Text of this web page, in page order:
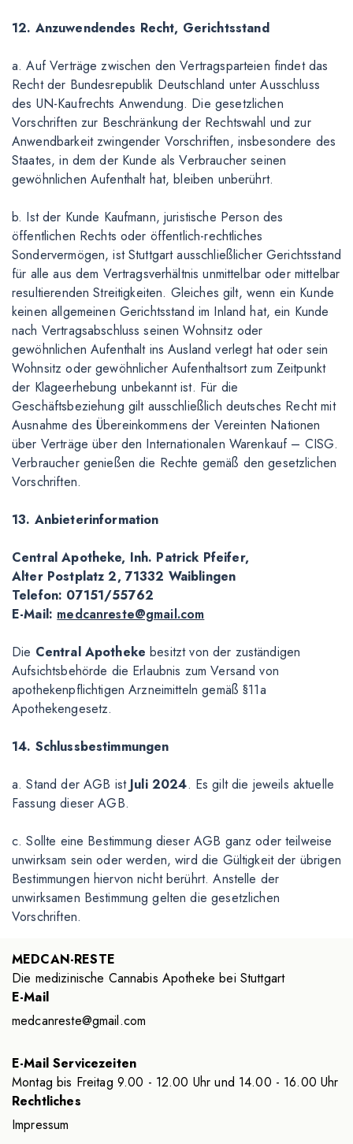
12. Anzuwendendes Recht, Gerichtsstand
a. Auf Verträge zwischen den Vertragsparteien findet das
Recht der Bundesrepublik Deutschland unter Ausschluss
des UN-Kaufrechts Anwendung. Die gesetzlichen
Vorschriften zur Beschränkung der Rechtswahl und zur
Anwendbarkeit zwingender Vorschriften, insbesondere des
Staates, in dem der Kunde als Verbraucher seinen
gewöhnlichen Aufenthalt hat, bleiben unberührt.
b. Ist der Kunde Kaufmann, juristische Person des
öffentlichen Rechts oder öffentlich-rechtliches
Sondervermögen, ist Stuttgart ausschließlicher Gerichtsstand
für alle aus dem Vertragsverhältnis unmittelbar oder mittelbar
resultierenden Streitigkeiten. Gleiches gilt, wenn ein Kunde
keinen allgemeinen Gerichtsstand im Inland hat, ein Kunde
nach Vertragsabschluss seinen Wohnsitz oder
gewöhnlichen Aufenthalt ins Ausland verlegt hat oder sein
Wohnsitz oder gewöhnlicher Aufenthaltsort zum Zeitpunkt
der Klageerhebung unbekannt ist. Für die
Geschäftsbeziehung gilt ausschließlich deutsches Recht mit
Ausnahme des Übereinkommens der Vereinten Nationen
über Verträge über den Internationalen Warenkauf – CISG.
Verbraucher genießen die Rechte gemäß den gesetzlichen
Vorschriften.
13. Anbieterinformation
Central Apotheke, Inh. Patrick Pfeifer,
Alter Postplatz 2, 71332 Waiblingen
Telefon: 07151/55762
E-Mail: medcanreste@gmail.com
Die Central Apotheke besitzt von der zuständigen
Aufsichtsbehörde die Erlaubnis zum Versand von
apothekenpflichtigen Arzneimitteln gemäß §11a
Apothekengesetz.
14. Schlussbestimmungen
a. Stand der AGB ist Juli 2024. Es gilt die jeweils aktuelle
Fassung dieser AGB.
c. Sollte eine Bestimmung dieser AGB ganz oder teilweise
unwirksam sein oder werden, wird die Gültigkeit der übrigen
Bestimmungen hiervon nicht berührt. Anstelle der
unwirksamen Bestimmung gelten die gesetzlichen
Vorschriften.
MEDCAN-RESTE
Die medizinische Cannabis Apotheke bei Stuttgart
E-Mail
medcanreste@gmail.com
E-Mail Servicezeiten
Montag bis Freitag 9.00 - 12.00 Uhr und 14.00 - 16.00 Uhr
Rechtliches
Impressum